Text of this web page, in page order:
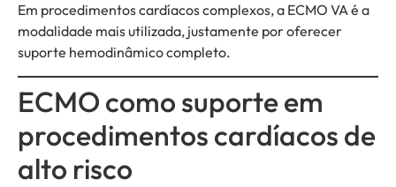
Em procedimentos cardíacos complexos, a ECMO VA é a
modalidade mais utilizada, justamente por oferecer
suporte hemodinâmico completo.
ECMO como suporte em
procedimentos cardíacos de
alto risco